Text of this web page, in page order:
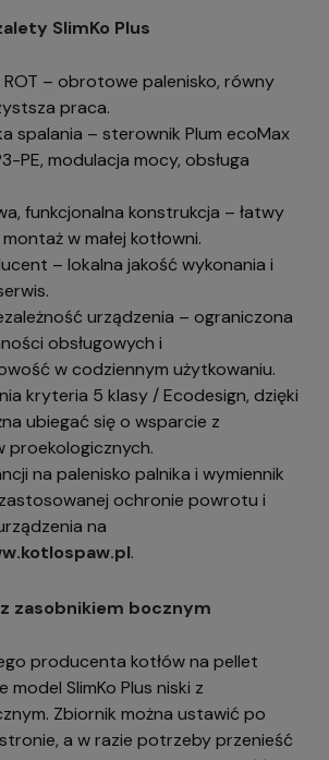
SlimKo Plus
ROT – obrotowe palenisko, równy
praca.
spalania – sterownik Plum ecoMax
PE, modulacja mocy, obsługa
funkcjonalna konstrukcja – łatwy
w małej kotłowni.
– lokalna jakość wykonania i
urządzenia – ograniczona
obsługowych i
w codziennym użytkowaniu.
kryteria 5 klasy / Ecodesign, dzięki
ubiegać się o wsparcie z
proekologicznych.
na palenisko palnika i wymiennik
ochronie powrotu i
na
.
zasobnikiem bocznym
producenta kotłów na pellet
model SlimKo Plus niski z
Zbiornik można ustawić po
a w razie potrzeby przenieść